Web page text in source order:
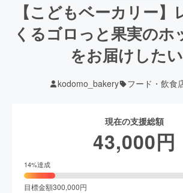
【こどもベーカリー】
くるゴロっと果実のホ
をお届けしたい
kodomo_bakery フード・飲食
現在の支援総額
43,000円
14%達成
目標金額300,000円